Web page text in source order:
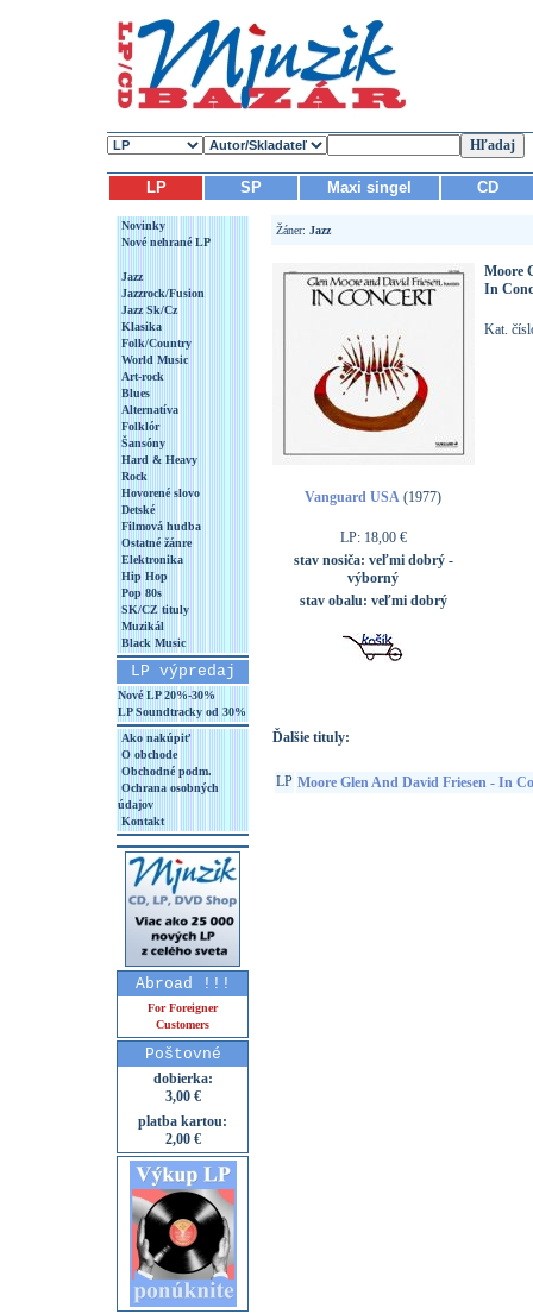
LP SP Maxi singel CD
Novinky
Nové nehrané LP
Jazz
Jazzrock/Fusion
Jazz Sk/Cz
Klasika
Folk/Country
World Music
Art-rock
Blues
Alternatíva
Folklór
Šansóny
Hard & Heavy
Rock
Hovorené slovo
Detské
Filmová hudba
Ostatné žánre
Elektronika
Hip Hop
Pop 80s
SK/CZ tituly
Muzikál
Black Music
LP výpredaj
Nové LP 20%-30%
LP Soundtracky od 30%
Ako nakúpiť
O obchode
Obchodné podm.
Ochrana osobných
údajov
Kontakt
Abroad !!!
For Foreigner
Customers
Poštovné
dobierka:
3,00 €
platba kartou:
2,00 €
Žáner: Jazz
Vanguard USA (1977)
LP: 18,00 €
stav nosiča: veľmi dobrý -
výborný
stav obalu: veľmi dobrý
Moore
In
Kat.
Ďalšie tituly:
LP Moore Glen And David Friesen - In